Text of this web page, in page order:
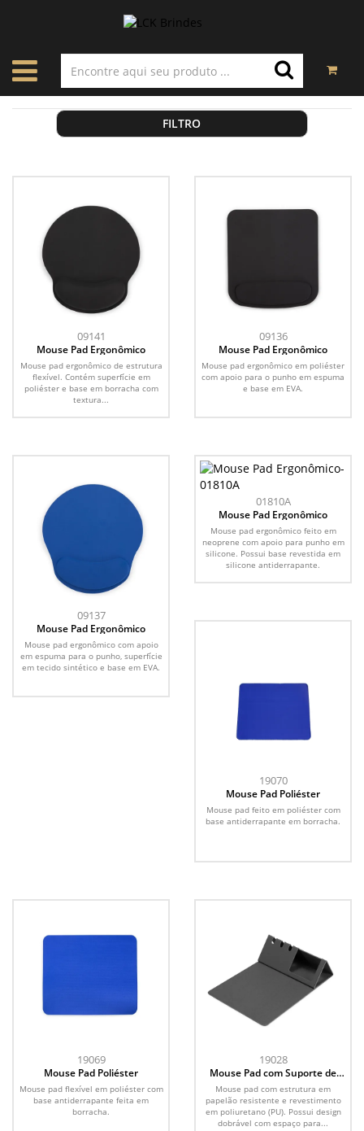
FILTRO
09141
Mouse Pad Ergonômico
Mouse pad ergonômico de estrutura
flexível. Contém superfície em
poliéster e base em borracha com
textura...
09136
Mouse Pad Ergonômico
Mouse pad ergonômico em poliéster
com apoio para o punho em espuma
e base em EVA.
09137
Mouse Pad Ergonômico
Mouse pad ergonômico com apoio
em espuma para o punho, superfície
em tecido sintético e base em EVA.
01810A
Mouse Pad Ergonômico
Mouse pad ergonômico feito em
neoprene com apoio para punho em
silicone. Possui base revestida em
silicone antiderrapante.
19070
Mouse Pad Poliéster
Mouse pad feito em poliéster com
base antiderrapante em borracha.
19069
Mouse Pad Poliéster
Mouse pad flexível em poliéster com
base antiderrapante feita em
borracha.
19028
Mouse Pad com Suporte de
Celular
Mouse pad com estrutura em
papelão resistente e revestimento
em poliuretano (PU). Possui design
dobrável com espaço para...